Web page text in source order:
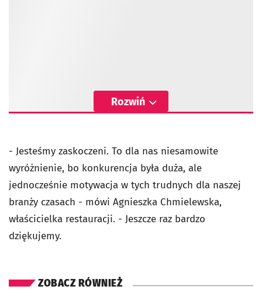
Rozwiń
- Jesteśmy zaskoczeni. To dla nas niesamowite
wyróżnienie, bo konkurencja była duża, ale
jednocześnie motywacja w tych trudnych dla naszej
branży czasach - mówi Agnieszka Chmielewska,
właścicielka restauracji. - Jeszcze raz bardzo
dziękujemy.
ZOBACZ RÓWNIEŻ